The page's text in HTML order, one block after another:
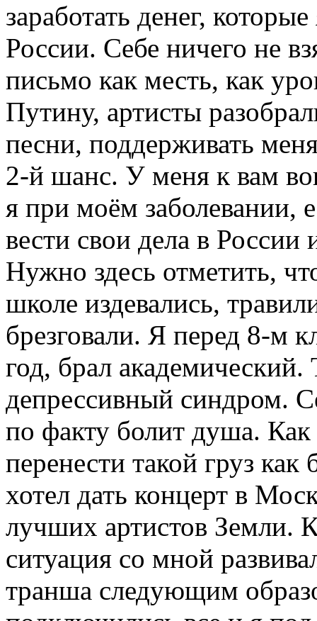
заработать денег,
России. Себе ничего не
письмо как месть, как
Путину, артисты
песни, поддерживать
2-й шанс. У меня к вам
я при моём заболевании,
вести свои дела в
Нужно здесь отметить,
школе издевались,
брезговали. Я перед 8-м
год, брал
депрессивный синдром.
по факту болит душа.
перенести такой груз
хотел дать концерт в
лучших артистов Земли.
ситуация со мной
транша следующим